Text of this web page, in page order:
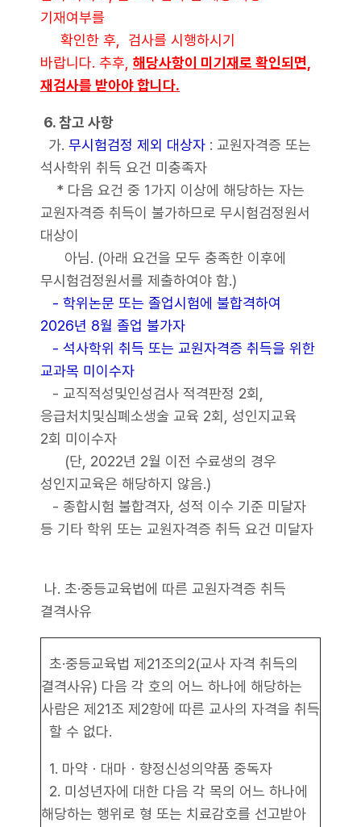
기재여부를
확인한 후, 검사를 시행하시기
바랍니다. 추후, 해당사항이 미기재로 확인되면,
재검사를 받아야 합니다.
6. 참고 사항
가. 무시험검정 제외 대상자 : 교원자격증 또는
석사학위 취득 요건 미충족자
* 다음 요건 중 1가지 이상에 해당하는 자는
교원자격증 취득이 불가하므로 무시험검정원서
대상이
아님. (아래 요건을 모두 충족한 이후에
무시험검정원서를 제출하여야 함.)
- 학위논문 또는 졸업시험에 불합격하여
2026년 8월 졸업 불가자
- 석사학위 취득 또는 교원자격증 취득을 위한
교과목 미이수자
- 교직적성및인성검사 적격판정 2회,
응급처치및심폐소생술 교육 2회, 성인지교육
2회 미이수자
(단, 2022년 2월 이전 수료생의 경우
성인지교육은 해당하지 않음.)
- 종합시험 불합격자, 성적 이수 기준 미달자
등 기타 학위 또는 교원자격증 취득 요건 미달자
나. 초·중등교육법에 따른 교원자격증 취득
결격사유
초·중등교육법 제21조의2(교사 자격 취득의
결격사유) 다음 각 호의 어느 하나에 해당하는
사람은 제21조 제2항에 따른 교사의 자격을 취득
할 수 없다.
1. 마약ㆍ대마ㆍ향정신성의약품 중독자
2. 미성년자에 대한 다음 각 목의 어느 하나에
해당하는 행위로 형 또는 치료감호를 선고받아